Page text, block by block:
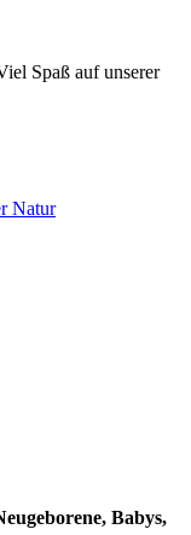
Spaß auf unserer
Natur
Babys,